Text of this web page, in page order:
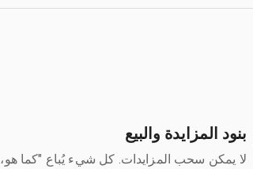
بنود المزايدة والبيع
لا يمكن سحب المزايدات. كل شيء يُباع "كما هو،